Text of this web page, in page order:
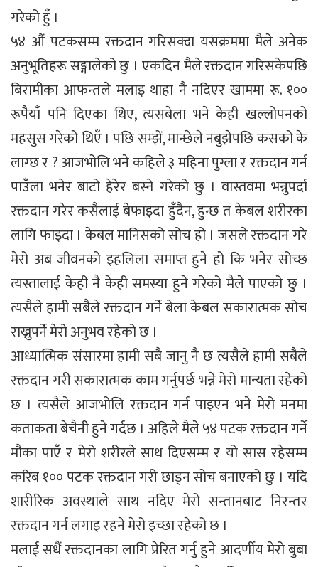
गरेको हुँ ।
५४ औं पटकसम्म रक्तदान गरिसक्दा यसक्रममा मैले अनेक
अनुभूतिहरू सङ्गालेको छु । एकदिन मैले रक्तदान गरिसकेपछि
बिरामीका आफन्तले मलाइ थाहा नै नदिएर खाममा रू. १००
रूपैयाँ पनि दिएका थिए, त्यसबेला भने केही खल्लोपनको
महसुस गरेको थिएँ । पछि सम्झें, मान्छेले नबुझेपछि कसको के
लाग्छ र ? आजभोलि भने कहिले ३ महिना पुग्ला र रक्तदान गर्न
पाउँला भनेर बाटो हेरेर बस्ने गरेको छु । वास्तवमा भन्नुपर्दा
रक्तदान गरेर कसैलाई बेफाइदा हुँदैन, हुन्छ त केबल शरीरका
लागि फाइदा । केबल मानिसको सोच हो । जसले रक्तदान गरे
मेरो अब जीवनको इहलिला समाप्त हुने हो कि भनेर सोच्छ
त्यस्तालाई केही नै केही समस्या हुने गरेको मैले पाएको छु ।
त्यसैले हामी सबैले रक्तदान गर्ने बेला केबल सकारात्मक सोच
राख्नुपर्ने मेरो अनुभव रहेको छ ।
आध्यात्मिक संसारमा हामी सबै जानु नै छ त्यसैले हामी सबैले
रक्तदान गरी सकारात्मक काम गर्नुपर्छ भन्ने मेरो मान्यता रहेको
छ । त्यसैले आजभोलि रक्तदान गर्न पाइएन भने मेरो मनमा
कताकता बेचैनी हुने गर्दछ । अहिले मैले ५४ पटक रक्तदान गर्ने
मौका पाएँ र मेरो शरीरले साथ दिएसम्म र यो सास रहेसम्म
करिब १०० पटक रक्तदान गरी छाड्न सोच बनाएको छु । यदि
शारीरिक अवस्थाले साथ नदिए मेरो सन्तानबाट निरन्तर
रक्तदान गर्न लगाइ रहने मेरो इच्छा रहेको छ ।
मलाई सधैं रक्तदानका लागि प्रेरित गर्नु हुने आदर्णीय मेरो बुबा